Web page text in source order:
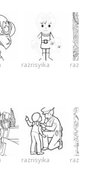
razrisyika
razrisyika